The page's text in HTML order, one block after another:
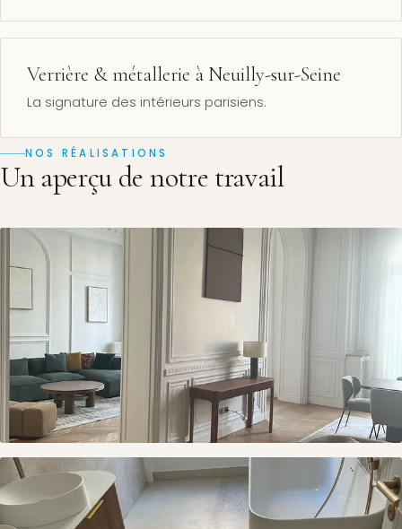
Verrière & métallerie à Neuilly-sur-Seine
La signature des intérieurs parisiens.
NOS RÉALISATIONS
Un aperçu de notre travail